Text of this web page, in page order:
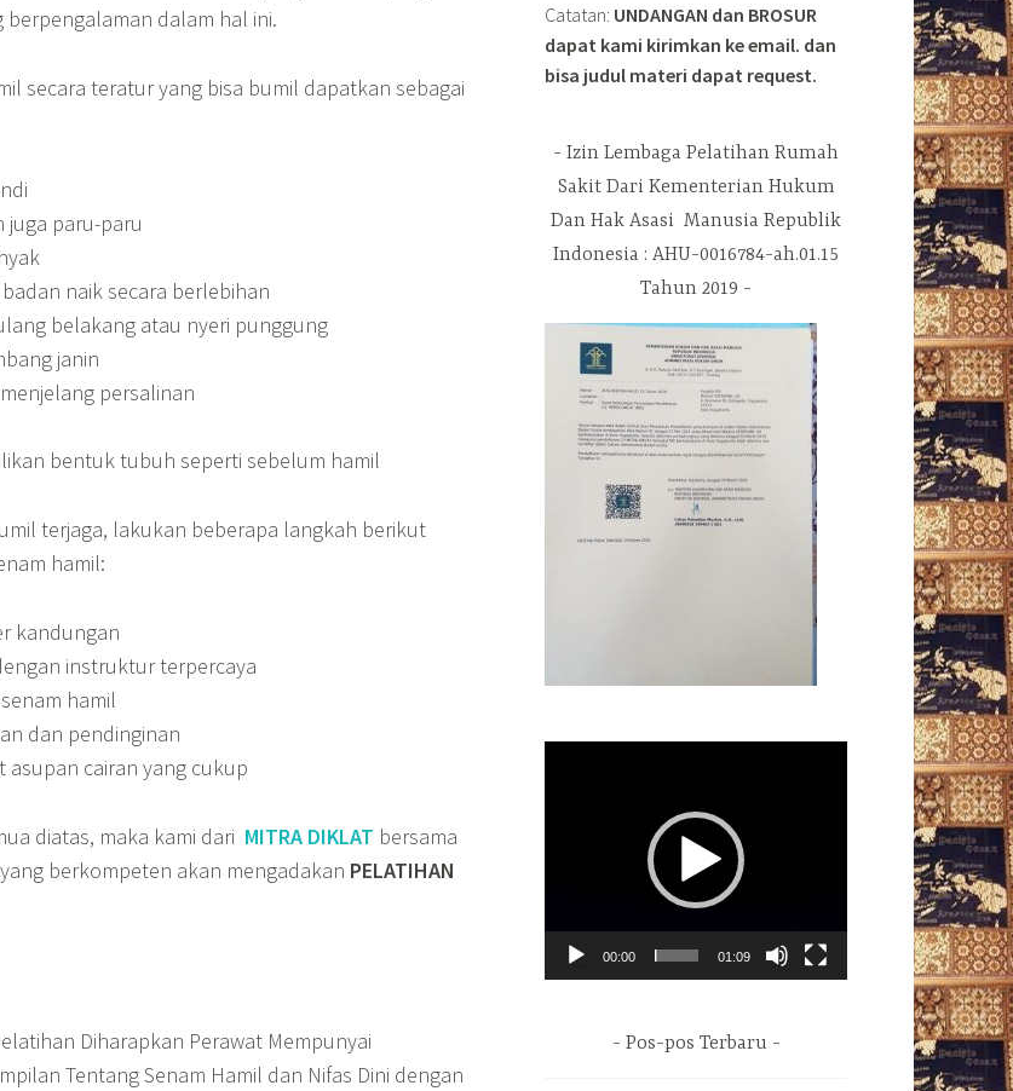
dalam hal ini.
secara teratur yang bisa bumil dapatkan sebagai
juga paru-paru
naik secara berlebihan
belakang atau nyeri punggung
janin
persalinan
bentuk tubuh seperti sebelum hamil
terjaga, lakukan beberapa langkah berikut
hamil:
kandungan
instruktur terpercaya
hamil
dan pendinginan
asupan cairan yang cukup
diatas, maka kami dari MITRA DIKLAT bersama
berkompeten akan mengadakan PELATIHAN
Diharapkan Perawat Mempunyai
Tentang Senam Hamil dan Nifas Dini dengan
Catatan: UNDANGAN dan BROSUR
dapat kami kirimkan ke email. dan
bisa judul materi dapat request.
Izin Lembaga Pelatihan Rumah
Sakit Dari Kementerian Hukum
Dan Hak Asasi Manusia Republik
Indonesia : AHU-0016784-ah.01.15
Tahun 2019
00:00 01:09
Pos-pos Terbaru